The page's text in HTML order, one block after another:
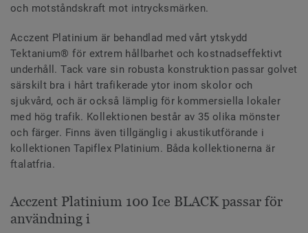
och motståndskraft mot intrycksmärken.
Acczent Platinium är behandlad med vårt ytskydd
Tektanium® för extrem hållbarhet och kostnadseffektivt
underhåll. Tack vare sin robusta konstruktion passar golvet
särskilt bra i hårt trafikerade ytor inom skolor och
sjukvård, och är också lämplig för kommersiella lokaler
med hög trafik. Kollektionen består av 35 olika mönster
och färger. Finns även tillgänglig i akustikutförande i
kollektionen Tapiflex Platinium. Båda kollektionerna är
ftalatfria.
Acczent Platinium 100 Ice BLACK passar för
användning i